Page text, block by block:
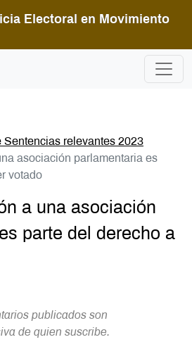
Electoral en Movimiento
Sentencias relevantes 2023
asociación parlamentaria es
votado
a una asociación
parte del derecho a
publicados son
de quien suscribe.